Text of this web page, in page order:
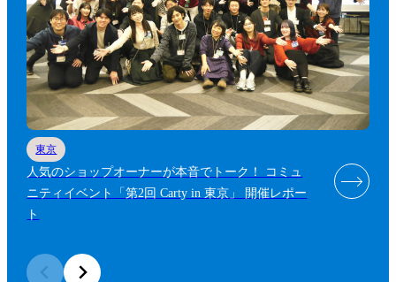
東京
人気のショップオーナーが本音でトーク！ コミュ
ニティイベント「第2回 Carty in 東京」 開催レポー
ト